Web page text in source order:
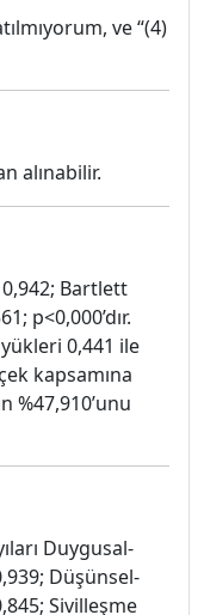
ve “(4)
alınabilir.
Bartlett
p<0,000’dır.
0,441 ile
kapsamına
%47,910’unu
Duygusal-
Düşünsel-
Sivilleşme